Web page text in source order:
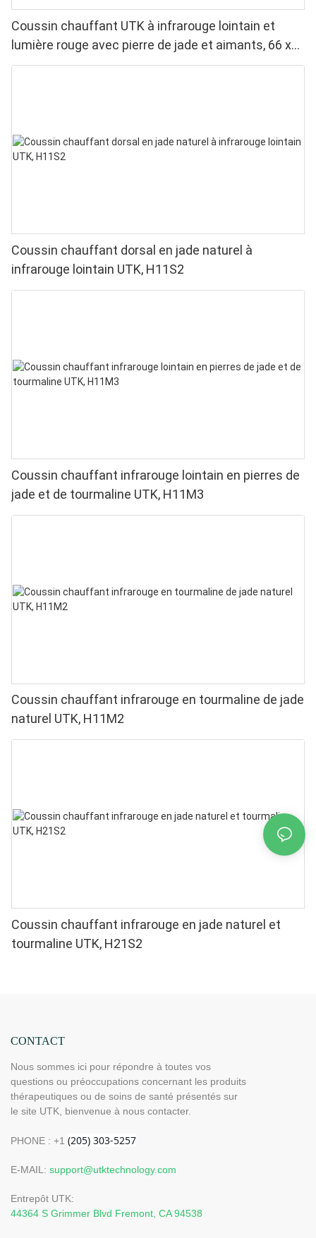
Coussin chauffant UTK à infrarouge lointain et
lumière rouge avec pierre de jade et aimants, 66 x
51 cm, H13T4
Coussin chauffant dorsal en jade naturel à
infrarouge lointain UTK, H11S2
Coussin chauffant infrarouge lointain en pierres de
jade et de tourmaline UTK, H11M3
Coussin chauffant infrarouge en tourmaline de jade
naturel UTK, H11M2
Coussin chauffant infrarouge en jade naturel et
tourmaline UTK, H21S2
CONTACT
Nous sommes ici pour répondre à toutes vos
questions ou préoccupations concernant les produits
thérapeutiques ou de soins de santé présentés sur
le site UTK, bienvenue à nous contacter.
PHONE : +1
E-MAIL: support@utktechnology.com
Entrepôt UTK:
44364 S Grimmer Blvd Fremont, CA 94538